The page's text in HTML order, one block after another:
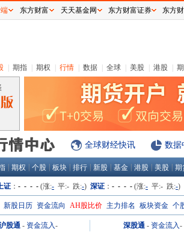
期指 期权 行情 数据 全球 美股 港股
全球财经快讯 数据
期权 个股 板块 排行 新股 基金 港股 美股 期
证 ： - - - - (涨:- 平:- 跌:-) 深证 ： - - - - (涨:- 平:- 跌:-)
新股日历 资金流向 AH股比价 主力排名 板块资金 个
股通 - 资金流入- 深股通 - 资金流入-
东方财富 天天基金网 东方财富证券 东方